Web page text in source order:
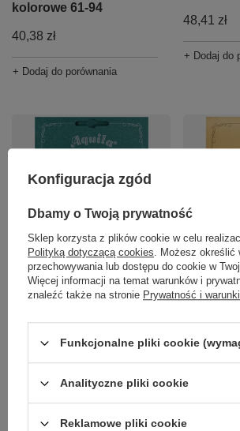
kolorowe 61-94
40,38 zł
+ Dodaj do porównania
48,41 zł
+ Dodaj do
Struny do ukulele
sopranowego Aquila
58U 66-1.01 białe
+ Dodaj do porównania
Struny
65-97
+ Dodaj do
Konfiguracja zgód
Dbamy o Twoją prywatność
Sklep korzysta z plików cookie w celu
Polityką dotyczącą cookies. Możesz określić
przechowywania lub dostępu do cookie w
Więcej informacji na temat warunków i
znaleźć także na stronie Prywatność i
Funkcjonalne pliki cookie
Analityczne pliki cookie
Reklamowe pliki cookie